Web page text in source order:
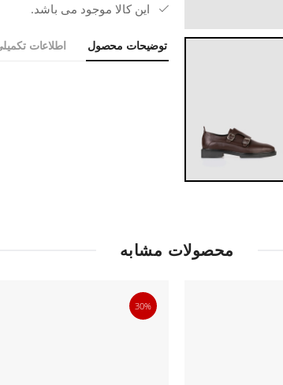
این کالا موجود می باشد.
توضیحات محصول اطلاعات
محصولات مشابه
30%